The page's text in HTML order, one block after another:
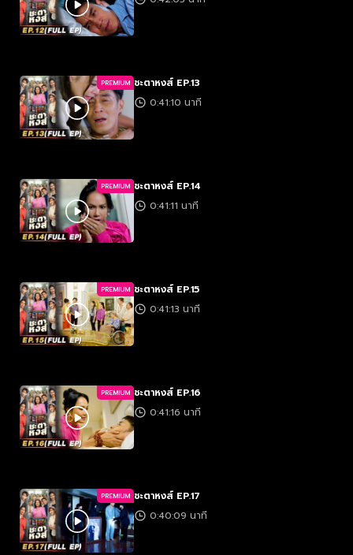
PREMIUM ชะตาหงส์ EP.13
0:41:10 นาที
PREMIUM ชะตาหงส์ EP.14
0:41:11 นาที
PREMIUM ชะตาหงส์ EP.15
0:41:13 นาที
PREMIUM ชะตาหงส์ EP.16
0:41:16 นาที
PREMIUM ชะตาหงส์ EP.17
0:40:09 นาที